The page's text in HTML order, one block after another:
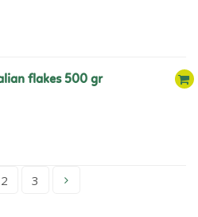
flakes 500 gr
2 3